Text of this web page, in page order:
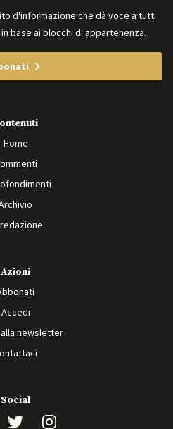
d'informazione che dà voce a tutti
base ai blocchi di appartenenza.
Home
Azioni
Accedi
newsletter
Social